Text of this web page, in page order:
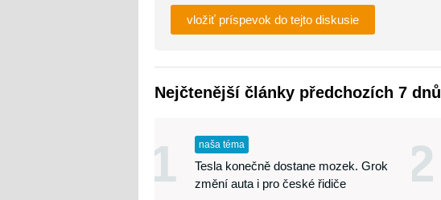
vložiť príspevok do tejto diskusie
Nejčtenější články předchozích 7 dnů
1 naša téma
Tesla konečně dostane mozek. Grok
změní auta i pro české řidiče
2